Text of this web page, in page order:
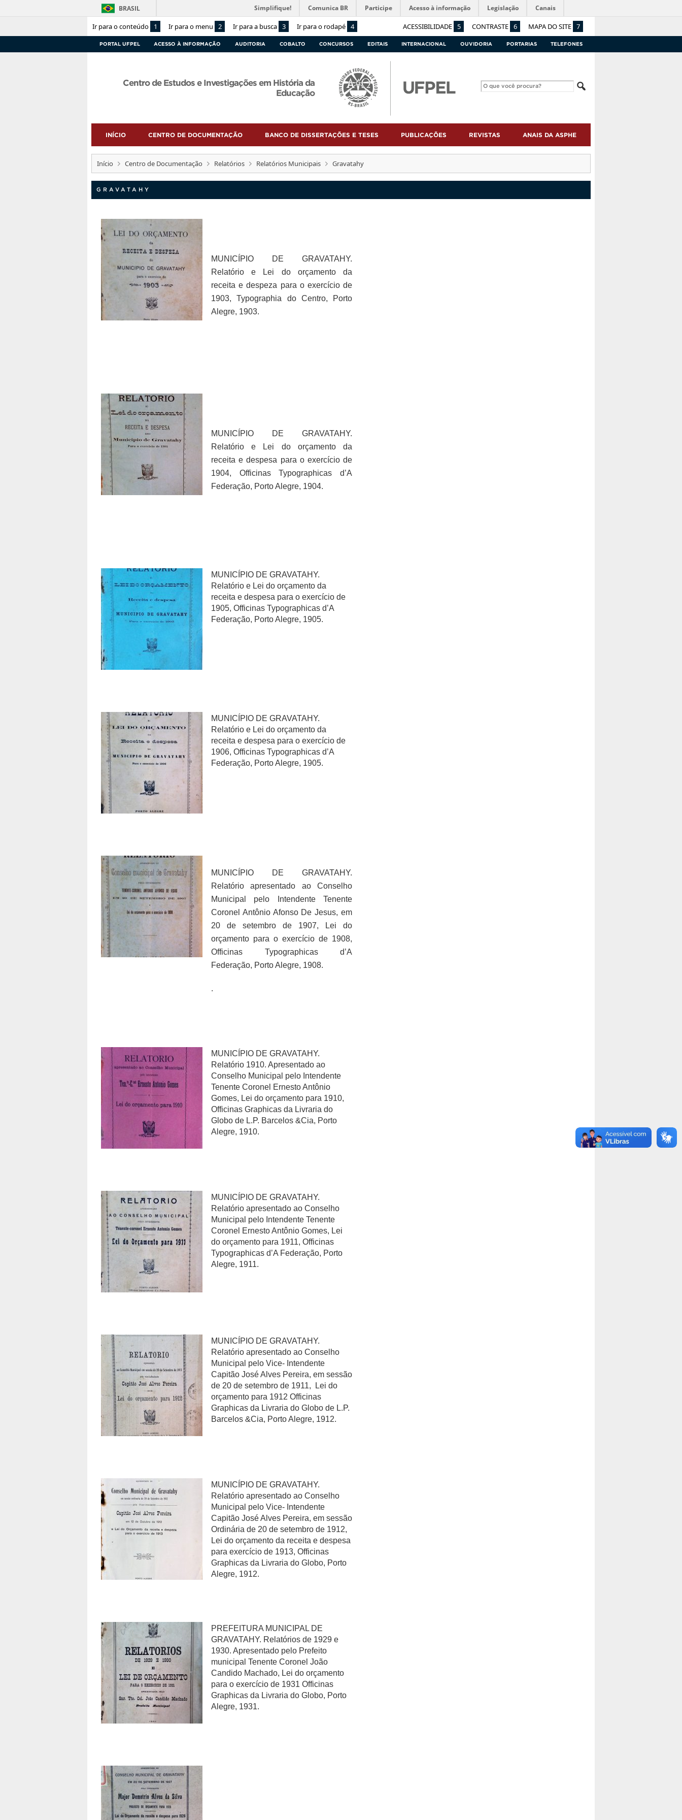
Ir para o conteúdo 1 Ir para o menu 2 Ir para a busca 3 Ir para o rodapé 4 ACESSIBILIDADE 5 CONTRASTE 6 MAPA DO SITE 7
BRASIL Simplifique! Comunica BR Participe Acesso à informação Legislação Canais
PORTAL UFPEL ACESSO À INFORMAÇÃO AUDITORIA COBALTO CONCURSOS EDITAIS INTERNACIONAL OUVIDORIA PORTARIAS TELEFONES
Centro de Estudos e Investigações em História da
Educação
INÍCIO CENTRO DE DOCUMENTAÇÃO BANCO DE DISSERTAÇÕES E TESES PUBLICAÇÕES REVISTAS ANAIS DA ASPHE
Início Centro de Documentação Relatórios Relatórios Municipais Gravatahy
GRAVATAHY
MUNICÍPIO DE GRAVATAHY.
Relatório e Lei do orçamento da
receita e despeza para o exercício de
1903, Typographia do Centro, Porto
Alegre, 1903.
MUNICÍPIO DE GRAVATAHY.
Relatório e Lei do orçamento da
receita e despesa para o exercício de
1904, Officinas Typographicas d’A
Federação, Porto Alegre, 1904.
MUNICÍPIO DE GRAVATAHY.
Relatório e Lei do orçamento da
receita e despesa para o exercício de
1905, Officinas Typographicas d’A
Federação, Porto Alegre, 1905.
MUNICÍPIO DE GRAVATAHY.
Relatório e Lei do orçamento da
receita e despesa para o exercício de
1906, Officinas Typographicas d’A
Federação, Porto Alegre, 1905.
MUNICÍPIO DE GRAVATAHY.
Relatório apresentado ao Conselho
Municipal pelo Intendente Tenente
Coronel Antônio Afonso De Jesus, em
20 de setembro de 1907, Lei do
orçamento para o exercício de 1908,
Officinas Typographicas d’A
Federação, Porto Alegre, 1908.
.
MUNICÍPIO DE GRAVATAHY.
Relatório 1910. Apresentado ao
Conselho Municipal pelo Intendente
Tenente Coronel Ernesto Antônio
Gomes, Lei do orçamento para 1910,
Officinas Graphicas da Livraria do
Globo de L.P. Barcelos &Cia, Porto
Alegre, 1910.
MUNICÍPIO DE GRAVATAHY.
Relatório apresentado ao Conselho
Municipal pelo Intendente Tenente
Coronel Ernesto Antônio Gomes, Lei
do orçamento para 1911, Officinas
Typographicas d’A Federação, Porto
Alegre, 1911.
MUNICÍPIO DE GRAVATAHY.
Relatório apresentado ao Conselho
Municipal pelo Vice- Intendente
Capitão José Alves Pereira, em sessão
de 20 de setembro de 1911, Lei do
orçamento para 1912 Officinas
Graphicas da Livraria do Globo de L.P.
Barcelos &Cia, Porto Alegre, 1912.
MUNICÍPIO DE GRAVATAHY.
Relatório apresentado ao Conselho
Municipal pelo Vice- Intendente
Capitão José Alves Pereira, em sessão
Ordinária de 20 de setembro de 1912,
Lei do orçamento da receita e despesa
para exercício de 1913, Officinas
Graphicas da Livraria do Globo, Porto
Alegre, 1912.
PREFEITURA MUNICIPAL DE
GRAVATAHY. Relatórios de 1929 e
1930. Apresentado pelo Prefeito
municipal Tenente Coronel João
Candido Machado, Lei do orçamento
para o exercício de 1931 Officinas
Graphicas da Livraria do Globo, Porto
Alegre, 1931.